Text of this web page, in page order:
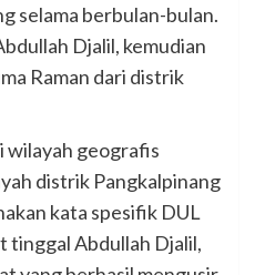
selama berbulan-bulan.
Djalil, kemudian
Raman dari distrik
wilayah geografis
distrik Pangkalpinang
kata spesifik DUL
tinggal Abdullah Djalil,